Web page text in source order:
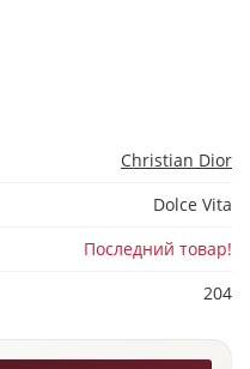
Christian Dior
Dolce Vita
Последний товар!
204